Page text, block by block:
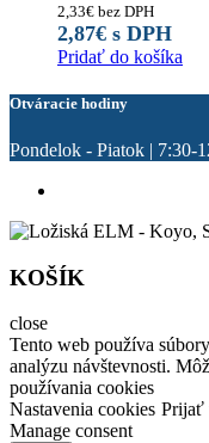
2,33€ bez DPH
2,87€ s DPH
Pridať do košíka
Otváracie hodiny
Pondelok - Piatok | 7:30-
KOŠÍK
close
Tento web používa
analýzu návštevnosti.
používania cookies
Nastavenia cookies Prijať
Manage consent